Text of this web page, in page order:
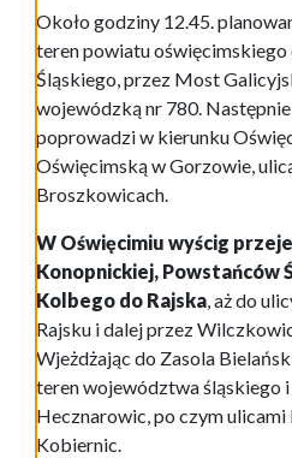
Około godziny 12.45.
teren powiatu oświęcimskiego
Śląskiego, przez Most
wojewódzką nr 780.
poprowadzi w kierunku
Oświęcimską w Gorzowie,
Broszkowicach.
W Oświęcimiu wyścig
Konopnickiej, Powstańców
Kolbego do Rajska, aż do
Rajsku i dalej przez
Wjeżdżając do Zasola
teren województwa śląskiego i
Hecznarowic, po czym ulicami
Kobiernic.